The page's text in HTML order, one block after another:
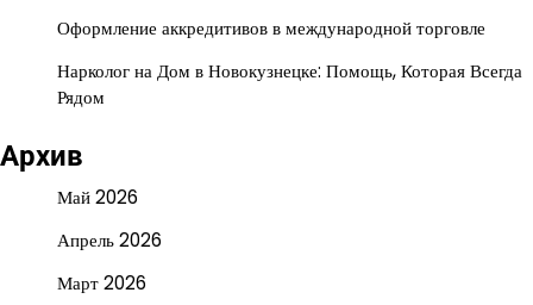
Оформление аккредитивов в международной торговле
Нарколог на Дом в Новокузнецке: Помощь, Которая Всегда
Рядом
Архив
Май 2026
Апрель 2026
Март 2026